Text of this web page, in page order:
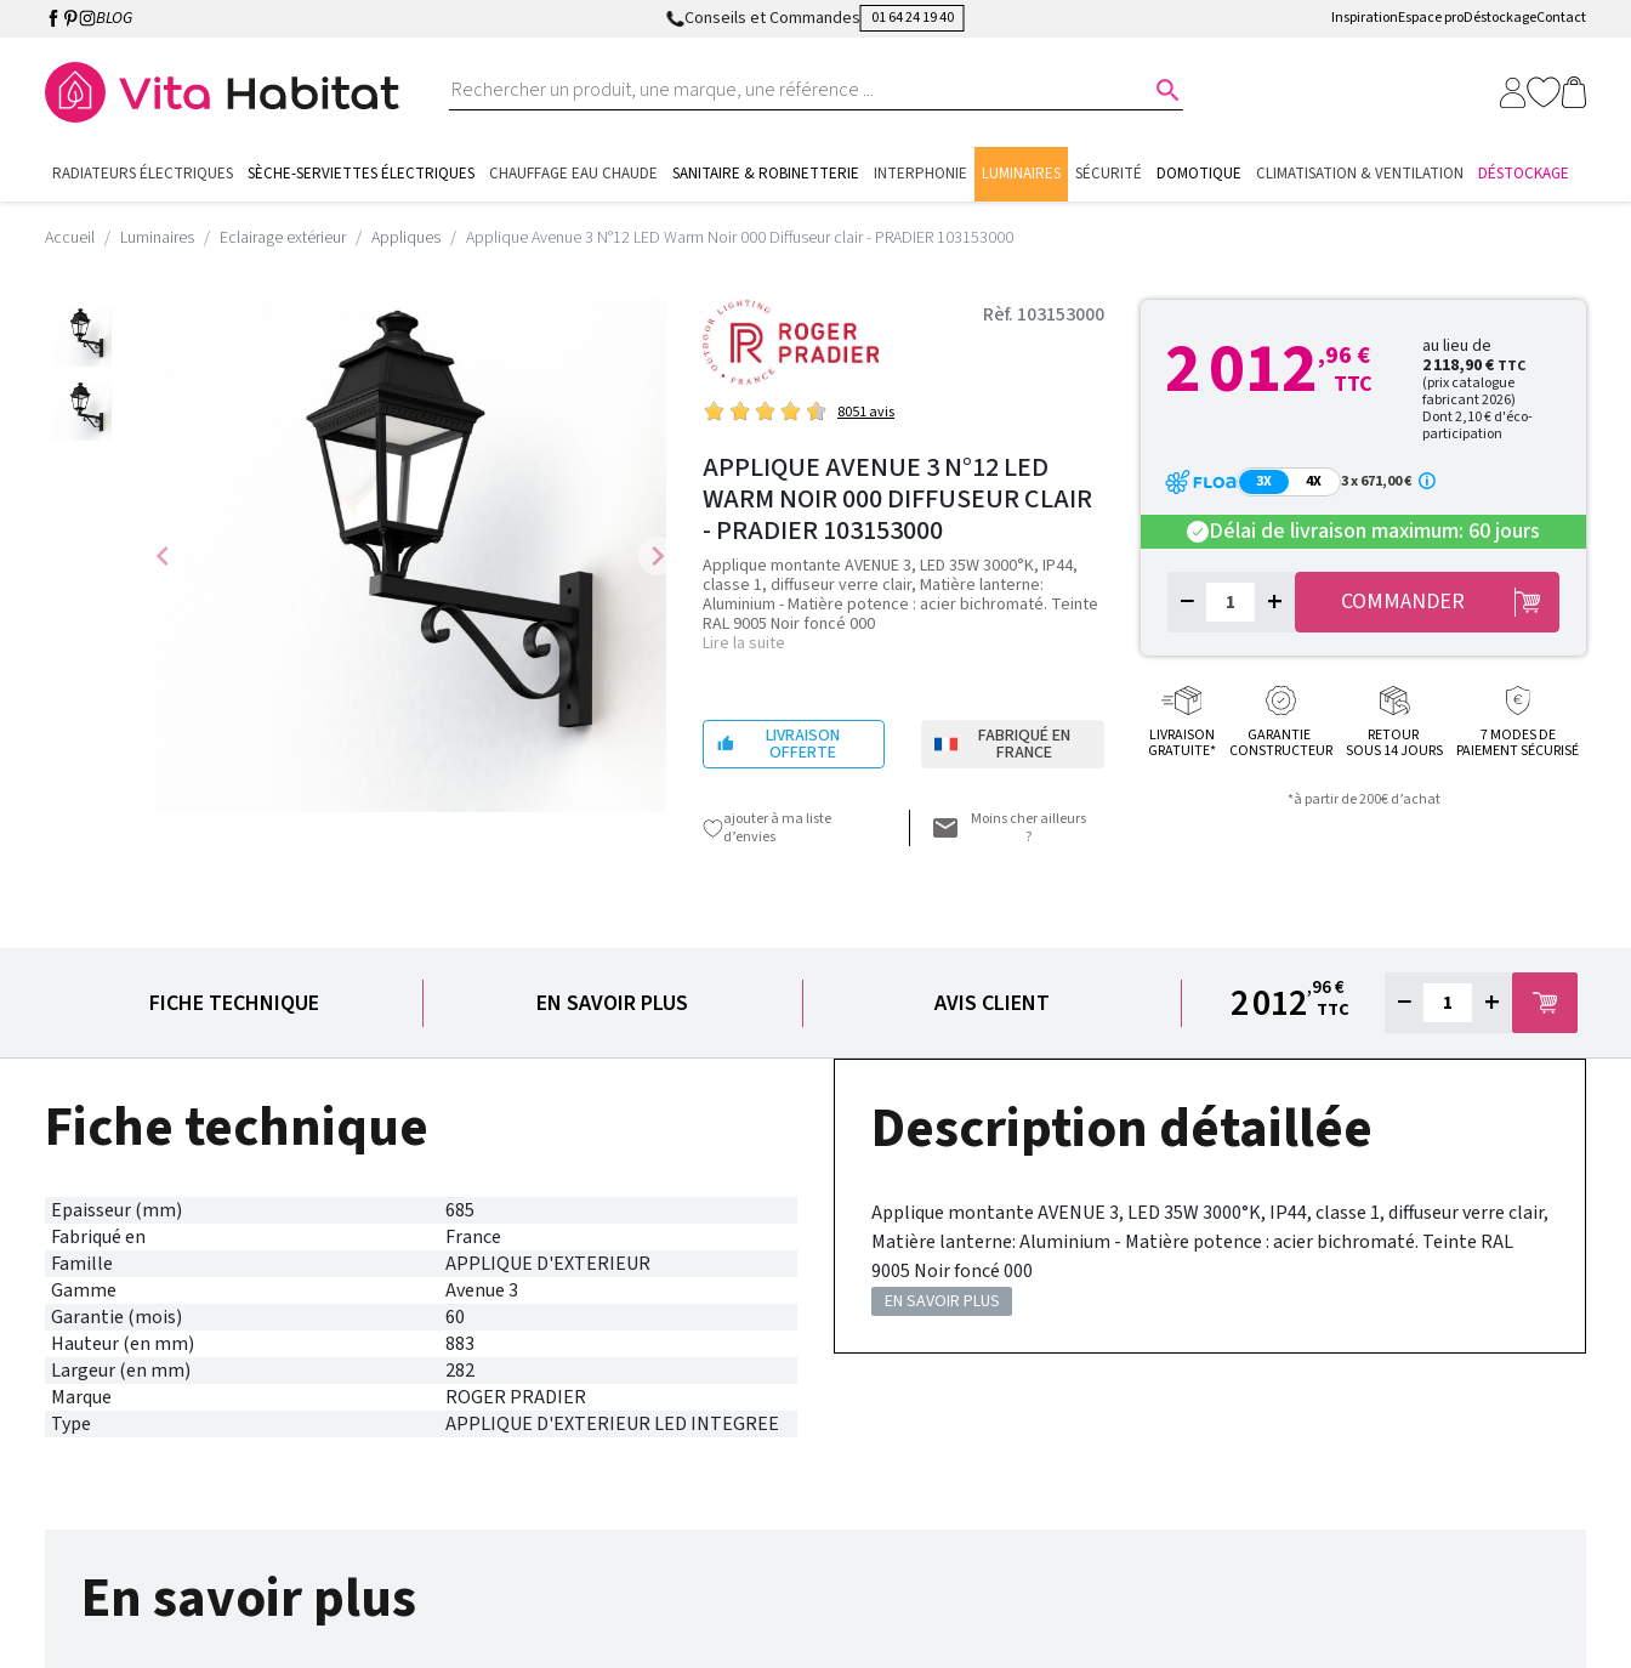
BLOG Conseils et Commandes 01 64 24 19 40 InspirationEspace proDéstockageContact

RADIATEURS ÉLECTRIQUES SÈCHE-SERVIETTES ÉLECTRIQUES CHAUFFAGE EAU CHAUDE SANITAIRE & ROBINETTERIE INTERPHONIE LUMINAIRES SÉCURITÉ DOMOTIQUE CLIMATISATION & VENTILATION DÉSTOCKAGE
Accueil Luminaires Eclairage extérieur Appliques Applique Avenue 3 N°12 LED Warm Noir 000 Diffuseur clair - PRADIER 103153000
chevron_left chevron_right
Rèf. 103153000
8051 avis
APPLIQUE AVENUE 3 N°12 LED
WARM NOIR 000 DIFFUSEUR CLAIR
- PRADIER 103153000
Applique montante AVENUE 3, LED 35W 3000°K, IP44,
classe 1, diffuseur verre clair, Matière lanterne:
Aluminium - Matière potence : acier bichromaté. Teinte
RAL 9005 Noir foncé 000
Lire la suite
 LIVRAISON
OFFERTE
FABRIQUÉ EN
FRANCE
ajouter à ma liste
d’envies
Moins cher ailleurs
?
2 012,96 €
TTC
au lieu de
2 118,90 € TTC
(prix catalogue
fabricant 2026)
Dont 2,10 € d'éco-
participation
3X 4X 3 x 671,00 €
check Délai de livraison maximum: 60 jours
− + COMMANDER
LIVRAISON
GRATUITE*
GARANTIE
CONSTRUCTEUR
RETOUR
SOUS 14 JOURS
7 MODES DE
PAIEMENT SÉCURISÉ
*à partir de 200€ d’achat
FICHE TECHNIQUE EN SAVOIR PLUS AVIS CLIENT 2 012,96 €
TTC
− +
Fiche technique
Epaisseur (mm)
685
Fabriqué en
France
Famille
APPLIQUE D'EXTERIEUR
Gamme
Avenue 3
Garantie (mois)
60
Hauteur (en mm)
883
Largeur (en mm)
282
Marque
ROGER PRADIER
Type
APPLIQUE D'EXTERIEUR LED INTEGREE
Description détaillée
Applique montante AVENUE 3, LED 35W 3000°K, IP44, classe 1, diffuseur verre clair,
Matière lanterne: Aluminium - Matière potence : acier bichromaté. Teinte RAL
9005 Noir foncé 000
EN SAVOIR PLUS
En savoir plus